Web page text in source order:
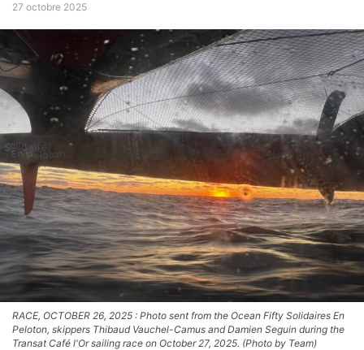
27 octobre 2025
RACE, OCTOBER 26, 2025 : Photo sent from the Ocean Fifty Solidaires En
Peloton, skippers Thibaud Vauchel-Camus and Damien Seguin during the
Transat Café l'Or sailing race on October 27, 2025. (Photo by Team)